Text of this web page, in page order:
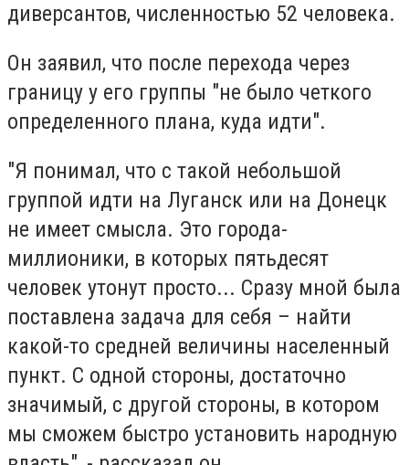
диверсантов, численностью 52 человека.
Он заявил, что после перехода через
границу у его группы "не было четкого
определенного плана, куда идти".
"Я понимал, что с такой небольшой
группой идти на Луганск или на Донецк
не имеет смысла. Это города-
миллионики, в которых пятьдесят
человек утонут просто... Сразу мной была
поставлена задача для себя – найти
какой-то средней величины населенный
пункт. С одной стороны, достаточно
значимый, с другой стороны, в котором
мы сможем быстро установить народную